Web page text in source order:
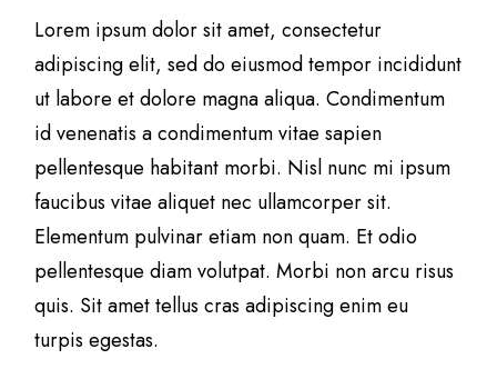
Lorem ipsum dolor sit amet, consectetur
adipiscing elit, sed do eiusmod tempor incididunt
ut labore et dolore magna aliqua. Condimentum
id venenatis a condimentum vitae sapien
pellentesque habitant morbi. Nisl nunc mi ipsum
faucibus vitae aliquet nec ullamcorper sit.
Elementum pulvinar etiam non quam. Et odio
pellentesque diam volutpat. Morbi non arcu risus
quis. Sit amet tellus cras adipiscing enim eu
turpis egestas.